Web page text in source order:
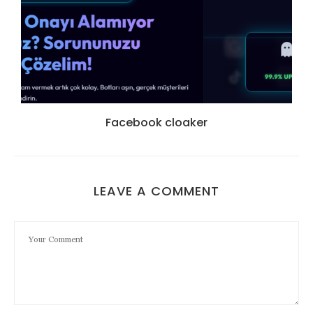
Facebook cloaker
LEAVE A COMMENT